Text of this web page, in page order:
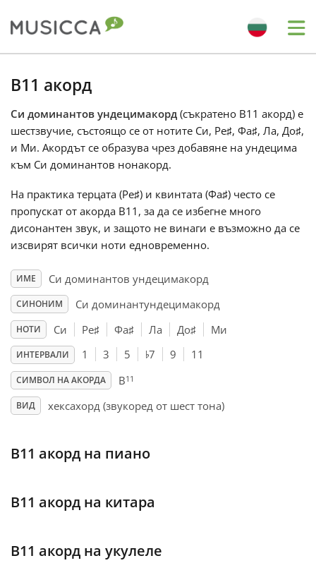
Български
Dansk
Deutsch
Español
Français
한국어
B11 акорд
Си доминантов ундецимакорд (съкратено B11 акорд) е
шестзвучие, състоящо се от нотите Си, Ре♯, Фа♯, Ла, До♯,
и Ми. Акордът се образува чрез добавяне на ундецима
към Си доминантов нонакорд.
На практика терцата (Ре♯) и квинтата (Фа♯) често се
пропускат от акорда B11, за да се избегне много
дисонантен звук, и защото не винаги е възможно да се
изсвирят всички ноти едновременно.
ИМЕ Си доминантов ундецимакорд
СИНОНИМ Си доминантундецимакорд
НОТИ Си Ре♯ Фа♯ Ла До♯ Ми
ИНТЕРВАЛИ 1 3 5 ♭7 9 11
СИМВОЛ НА АКОРДА B11
ВИД хексахорд (звукоред от шест тона)
B11 акорд на пиано
B11 акорд на китара
B11 акорд на укулеле